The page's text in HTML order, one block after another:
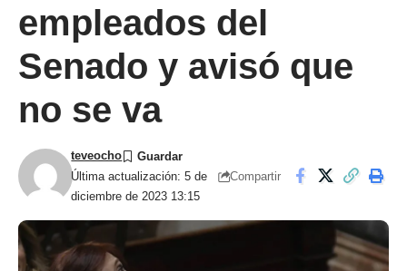
empleados del
Senado y avisó que
no se va
Última actualización: 5 de
diciembre de 2023 13:15
teveocho
Compartir